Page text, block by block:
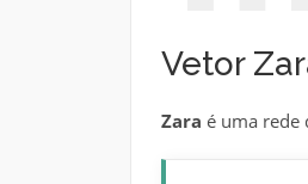
Vetor
Zara é uma rede